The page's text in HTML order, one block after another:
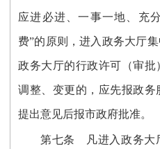
应进必进、一事一地、充
费”的原则，进入政务大厅
政务大厅的行政许可（审
调整、变更的，应先报政
提出意见后报市政府批准。
第七条 凡进入政务大